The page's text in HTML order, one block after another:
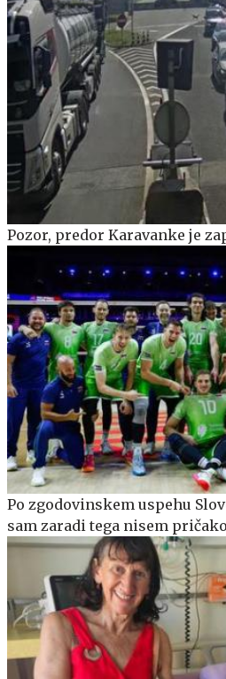
Pozor, predor Karavanke je
Po zgodovinskem uspehu
sam zaradi tega nisem